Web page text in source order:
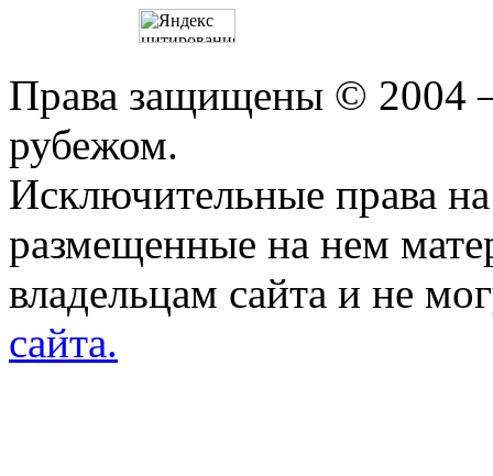
Права защищены © 2004
рубежом.
Исключительные права
размещенные на нем
владельцам сайта и не
сайта.